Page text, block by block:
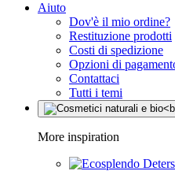
Aiuto
Dov'è il mio ordine?
Restituzione prodotti
Costi di spedizione
Opzioni di
Contattaci
Tutti i temi
More inspiration